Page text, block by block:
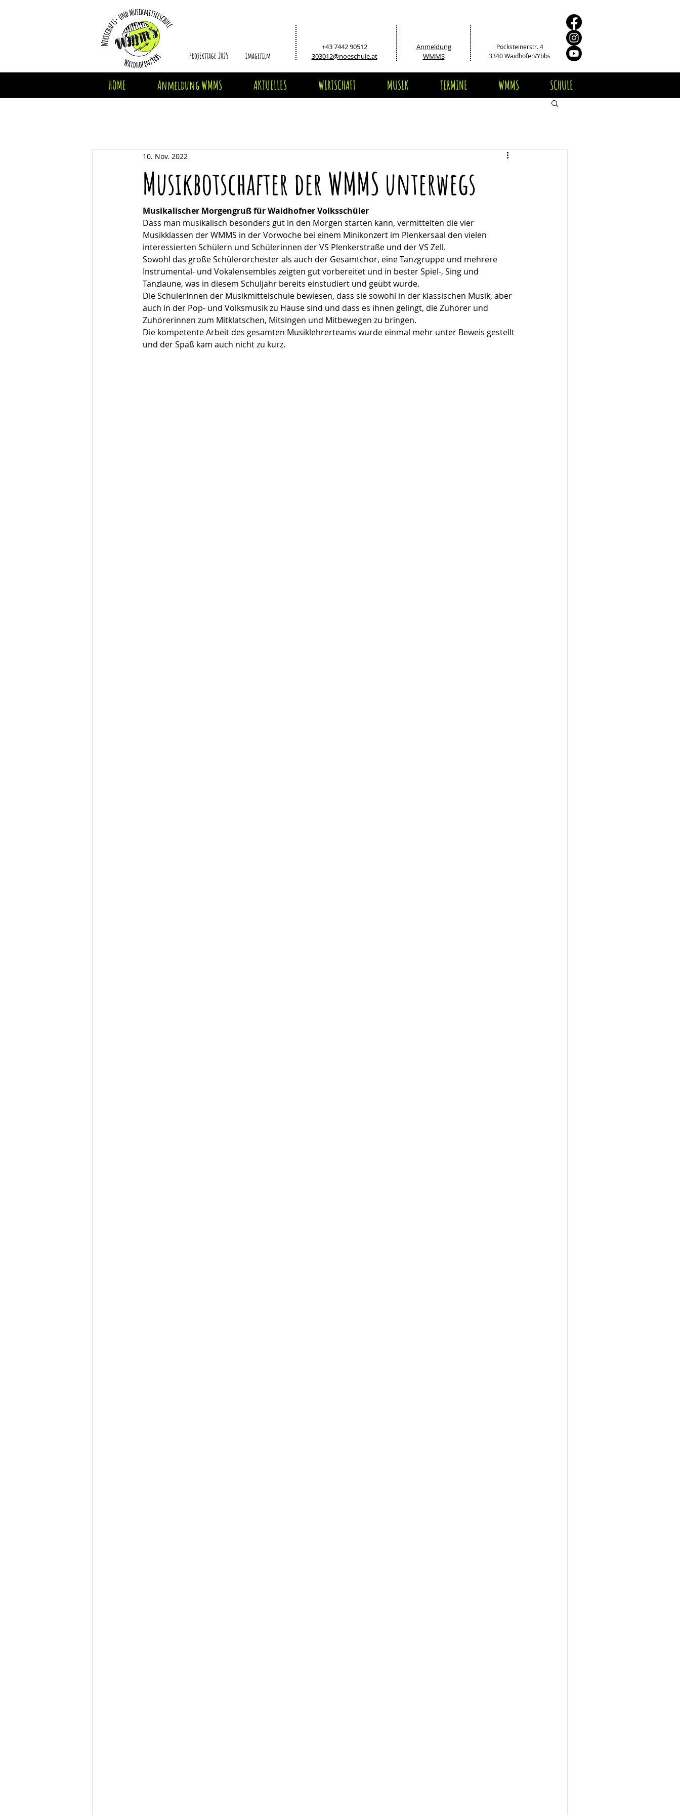
ProjEkttage 2025 imagefilm
+43 7442 90512
303012@noeschule.at
Anmeldung
WMMS
Pocksteinerstr. 4
3340 Waidhofen/Ybbs
HOME Anmeldung WMMS AKTUELLES WIRTSCHAFT MUSIK TERMINE WMMS SCHULE
Musikbotschafter der WMMS unterwegs
10. Nov. 2022
Musikalischer Morgengruß für Waidhofner Volksschüler
Dass man musikalisch besonders gut in den Morgen starten kann, vermittelten die vier
Musikklassen der WMMS in der Vorwoche bei einem Minikonzert im Plenkersaal den vielen
interessierten Schülern und Schülerinnen der VS Plenkerstraße und der VS Zell.
Sowohl das große Schülerorchester als auch der Gesamtchor, eine Tanzgruppe und mehrere
Instrumental- und Vokalensembles zeigten gut vorbereitet und in bester Spiel-, Sing und
Tanzlaune, was in diesem Schuljahr bereits einstudiert und geübt wurde.
Die SchülerInnen der Musikmittelschule bewiesen, dass sie sowohl in der klassischen Musik, aber
auch in der Pop- und Volksmusik zu Hause sind und dass es ihnen gelingt, die Zuhörer und
Zuhörerinnen zum Mitklatschen, Mitsingen und Mitbewegen zu bringen.
Die kompetente Arbeit des gesamten Musiklehrerteams wurde einmal mehr unter Beweis gestellt
und der Spaß kam auch nicht zu kurz.